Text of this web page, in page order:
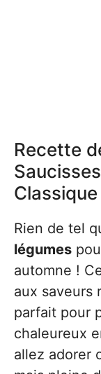
Recette
Rien de tel
légumes
automne !
aux saveurs
parfait pour
chaleureux
allez adorer